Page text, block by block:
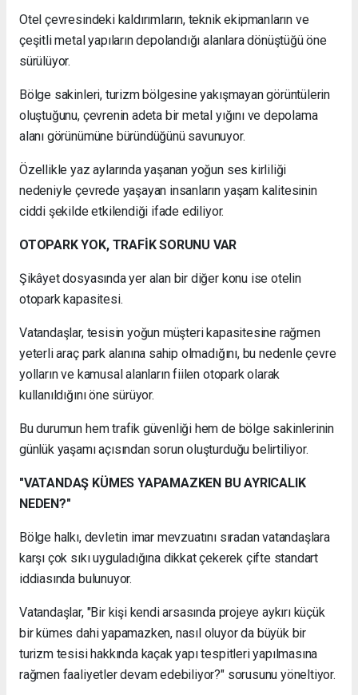
Otel çevresindeki kaldırımların, teknik ekipmanların ve
çeşitli metal yapıların depolandığı alanlara dönüştüğü öne
sürülüyor.
Bölge sakinleri, turizm bölgesine yakışmayan görüntülerin
oluştuğunu, çevrenin adeta bir metal yığını ve depolama
alanı görünümüne büründüğünü savunuyor.
Özellikle yaz aylarında yaşanan yoğun ses kirliliği
nedeniyle çevrede yaşayan insanların yaşam kalitesinin
ciddi şekilde etkilendiği ifade ediliyor.
OTOPARK YOK, TRAFİK SORUNU VAR
Şikâyet dosyasında yer alan bir diğer konu ise otelin
otopark kapasitesi.
Vatandaşlar, tesisin yoğun müşteri kapasitesine rağmen
yeterli araç park alanına sahip olmadığını, bu nedenle çevre
yolların ve kamusal alanların fiilen otopark olarak
kullanıldığını öne sürüyor.
Bu durumun hem trafik güvenliği hem de bölge sakinlerinin
günlük yaşamı açısından sorun oluşturduğu belirtiliyor.
"VATANDAŞ KÜMES YAPAMAZKEN BU AYRICALIK
NEDEN?"
Bölge halkı, devletin imar mevzuatını sıradan vatandaşlara
karşı çok sıkı uyguladığına dikkat çekerek çifte standart
iddiasında bulunuyor.
Vatandaşlar, "Bir kişi kendi arsasında projeye aykırı küçük
bir kümes dahi yapamazken, nasıl oluyor da büyük bir
turizm tesisi hakkında kaçak yapı tespitleri yapılmasına
rağmen faaliyetler devam edebiliyor?" sorusunu yöneltiyor.